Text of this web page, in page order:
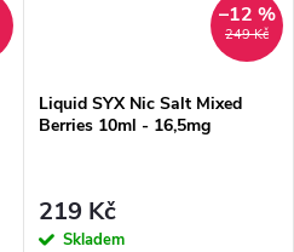
249 Kč
–12 %
Liquid SYX Nic Salt Mixed
Berries 10ml - 16,5mg
219 Kč
Skladem